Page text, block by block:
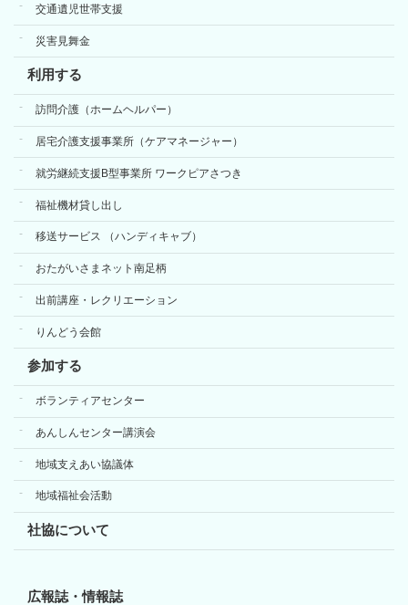
交通遺児世帯支援
災害見舞金
利用する
訪問介護（ホームヘルパー）
居宅介護支援事業所（ケアマネージャー）
就労継続支援B型事業所 ワークピアさつき
福祉機材貸し出し
移送サービス （ハンディキャブ）
おたがいさまネット南足柄
出前講座・レクリエーション
りんどう会館
参加する
ボランティアセンター
あんしんセンター講演会
地域支えあい協議体
地域福祉会活動
社協について
広報誌・情報誌